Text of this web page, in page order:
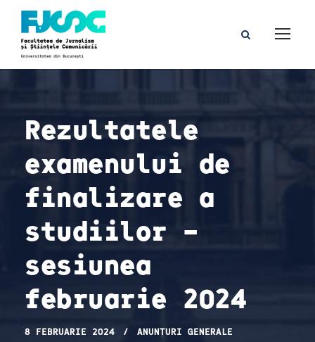
Rezultatele
examenului de
finalizare a
studiilor –
sesiunea
februarie 2024
8 FEBRUARIE 2024 ANUNȚURI GENERALE